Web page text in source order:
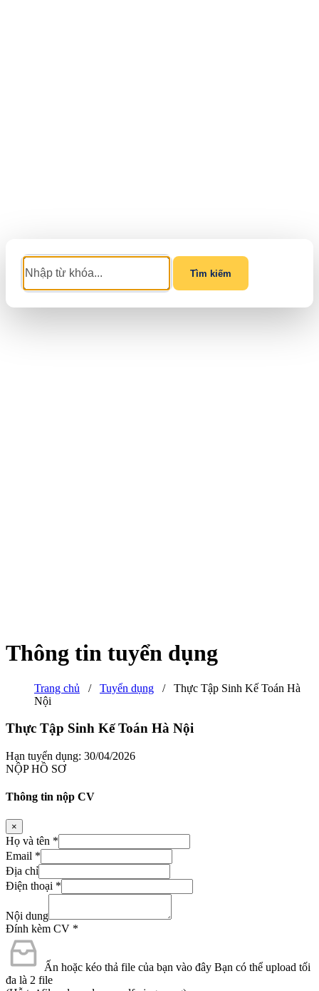
Tìm kiếm
Thông tin tuyển dụng
Trang chủ / Tuyển dụng / Thực Tập Sinh Kế Toán Hà
Nội
Thực Tập Sinh Kế Toán Hà Nội
Hạn tuyển dụng: 30/04/2026
NỘP HỒ SƠ
Thông tin nộp CV
×
Họ và tên *
Email *
Địa chỉ
Điện thoại *
Nội dung
Đính kèm CV *
Ấn hoặc kéo thả file của bạn vào đây Bạn có thể upload tối
đa là 2 file